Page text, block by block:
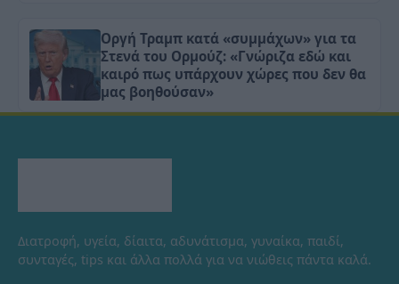
Οργή Τραμπ κατά «συμμάχων» για τα
Στενά του Ορμούζ: «Γνώριζα εδώ και
καιρό πως υπάρχουν χώρες που δεν θα
μας βοηθούσαν»
Διατροφή, υγεία, δίαιτα, αδυνάτισμα, γυναίκα, παιδί,
συνταγές, tips και άλλα πολλά για να νιώθεις πάντα καλά.